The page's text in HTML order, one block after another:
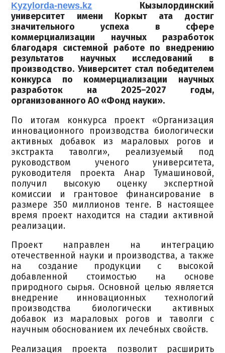
Kyzylorda-news.kz
Кызылординский
университет имени Коркыт ата достиг
значительного успеха в сфере
коммерциализации научных разработок
благодаря системной работе по внедрению
результатов научных исследований в
производство. Университет стал победителем
конкурса по коммерциализации научных
разработок на 2025–2027 годы,
организованного АО «Фонд науки».
По итогам конкурса проект «Организация
инновационного производства биологически
активных добавок из мараловых рогов и
экстракта таволги», реализуемый под
руководством ученого университета,
руководителя проекта Анар Тумашиновой,
получил высокую оценку экспертной
комиссии и грантовое финансирование в
размере 350 миллионов тенге. В настоящее
время проект находится на стадии активной
реализации.
Проект направлен на интеграцию
отечественной науки и производства, а также
на создание продукции с высокой
добавленной стоимостью на основе
природного сырья. Основной целью является
внедрение инновационных технологий
производства биологически активных
добавок из мараловых рогов и таволги с
научным обоснованием их лечебных свойств.
Реализация проекта позволит расширить